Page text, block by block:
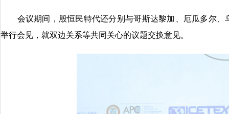
会议期间，殷恒民特代还分别与哥斯达黎加、厄瓜多尔、
举行会见，就双边关系等共同关心的议题交换意见。